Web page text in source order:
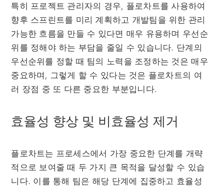
특히 프로젝트 관리자의 경우, 플로차트를 사용하여
향후 스프린트를 미리 계획하고 개발팀을 위한 관리
가능한 흐름을 만들 수 있다면 매우 유용하며 우선순
위를 정해야 하는 부담을 줄일 수 있습니다. 단계의
우선순위를 정할 때 팀의 노력을 조정하는 것은 매우
중요하며, 그렇게 할 수 있다는 것은 플로차트의 여
러 장점 중 또 다른 중요한 부분입니다.
효율성 향상 및 비효율성 제거
플로차트는 프로세스에서 가장 중요한 단계를 개략
적으로 보여줄 때 두 가지 큰 목적을 달성할 수 있습
니다. 이를 통해 팀은 해당 단계에 집중하고 효율성